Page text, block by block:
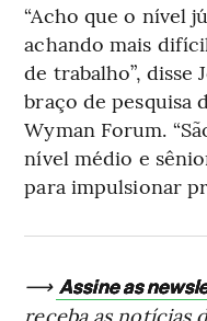
“Acho que o nível
achando mais
de trabalho”, disse
braço de pesquisa
Wyman Forum.
nível médio e
para impulsionar
⟶ Assine as
receba as notícias